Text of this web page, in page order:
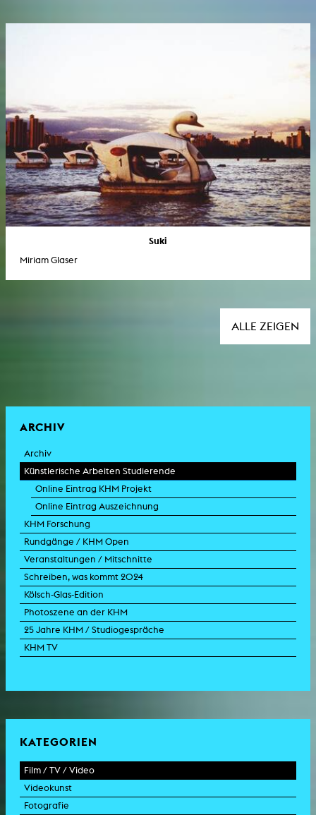
Suki
Miriam Glaser
ALLE ZEIGEN
ARCHIV
Archiv
Künstlerische Arbeiten Studierende
Online Eintrag KHM Projekt
Online Eintrag Auszeichnung
KHM Forschung
Rundgänge / KHM Open
Veranstaltungen / Mitschnitte
Schreiben, was kommt 2024
Kölsch-Glas-Edition
Photoszene an der KHM
25 Jahre KHM / Studiogespräche
KHM TV
KATEGORIEN
Film / TV / Video
Spielfilm
Dokumentarfilm
Videokunst
Experimentalfilm
Fotografie